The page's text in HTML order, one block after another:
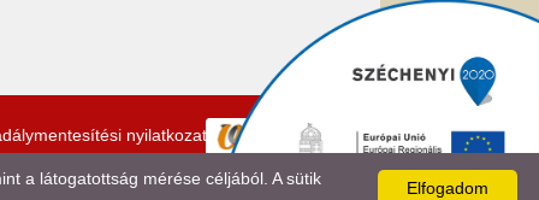
nyilatkozat
Elfogadom
a látogatottság mérése céljából. A sütik